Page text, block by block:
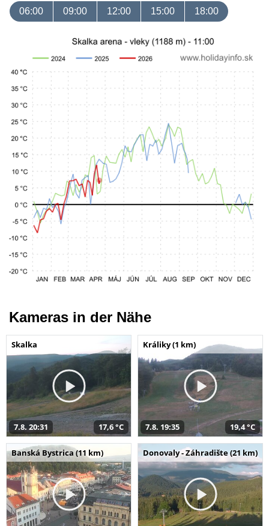
06:00 09:00 12:00 15:00 18:00
Kameras in der Nähe
Skalka
7.8. 20:31 17,6 °C
Králiky (1 km)
7.8. 19:35 19,4 °C
Banská Bystrica (11 km) Donovaly - Záhradište (21 km)